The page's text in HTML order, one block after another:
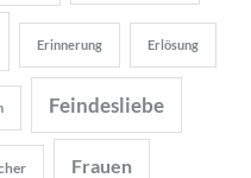
Erinnerung Erlösung
Feindesliebe
Frauen